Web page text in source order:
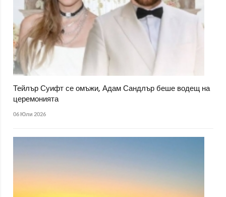
Тейлър Суифт се омъжи, Адам Сандлър беше водещ на
церемонията
06 Юли 2026